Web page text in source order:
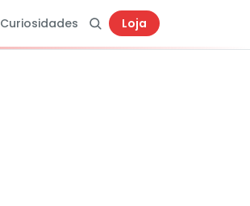
Curiosidades Loja